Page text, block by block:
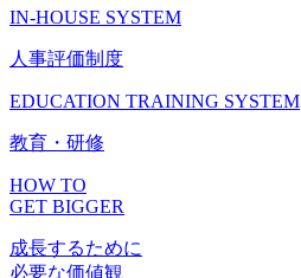
IN-HOUSE SYSTEM
人事評価制度
EDUCATION TRAINING SYSTEM
教育・研修
HOW TO
GET BIGGER
成長するために
必要な価値観